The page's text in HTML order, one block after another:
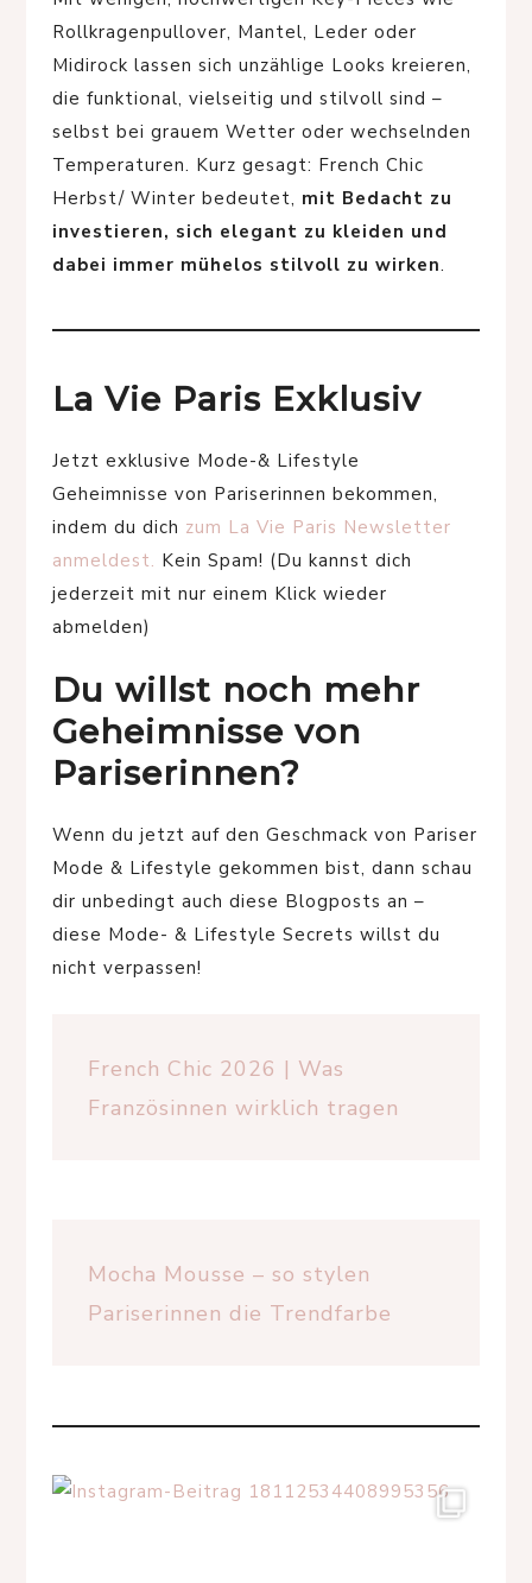
Rollkragenpullover, Mantel, Leder oder
Midirock lassen sich unzählige Looks kreieren,
die funktional, vielseitig und stilvoll sind –
selbst bei grauem Wetter oder wechselnden
Temperaturen. Kurz gesagt: French Chic
Herbst/ Winter bedeutet, mit Bedacht zu
investieren, sich elegant zu kleiden und
dabei immer mühelos stilvoll zu wirken.
La Vie Paris Exklusiv
Jetzt exklusive Mode-& Lifestyle
Geheimnisse von Pariserinnen bekommen,
indem du dich zum La Vie Paris Newsletter
anmeldest. Kein Spam! (Du kannst dich
jederzeit mit nur einem Klick wieder
abmelden)
Du willst noch mehr
Geheimnisse von
Pariserinnen?
Wenn du jetzt auf den Geschmack von Pariser
Mode & Lifestyle gekommen bist, dann schau
dir unbedingt auch diese Blogposts an –
diese Mode- & Lifestyle Secrets willst du
nicht verpassen!
French Chic 2026 | Was
Französinnen wirklich tragen
Mocha Mousse – so stylen
Pariserinnen die Trendfarbe